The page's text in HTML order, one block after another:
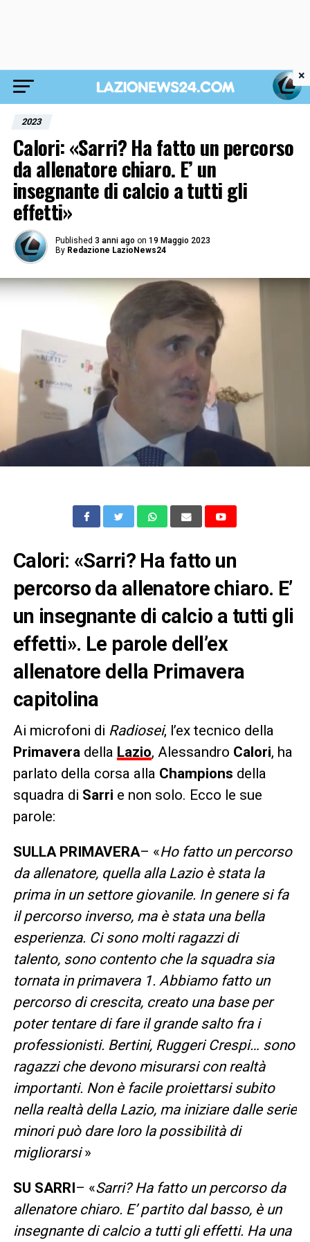
2023
Calori: «Sarri? Ha fatto un percorso
da allenatore chiaro. E’ un
insegnante di calcio a tutti gli
effetti»
Published 3 anni ago on 19 Maggio 2023
By Redazione LazioNews24
Calori: «Sarri? Ha fatto un
percorso da allenatore chiaro. E’
un insegnante di calcio a tutti gli
effetti». Le parole dell’ex
allenatore della Primavera
capitolina
Ai microfoni di Radiosei, l’ex tecnico della
Primavera della Lazio, Alessandro Calori, ha
parlato della corsa alla Champions della
squadra di Sarri e non solo. Ecco le sue
parole:
SULLA PRIMAVERA– «Ho fatto un percorso
da allenatore, quella alla Lazio è stata la
prima in un settore giovanile. In genere si fa
il percorso inverso, ma è stata una bella
esperienza. Ci sono molti ragazzi di
talento, sono contento che la squadra sia
tornata in primavera 1. Abbiamo fatto un
percorso di crescita, creato una base per
poter tentare di fare il grande salto fra i
professionisti. Bertini, Ruggeri Crespi… sono
ragazzi che devono misurarsi con realtà
importanti. Non è facile proiettarsi subito
nella realtà della Lazio, ma iniziare dalle serie
minori può dare loro la possibilità di
migliorarsi»
SU SARRI– «Sarri? Ha fatto un percorso da
allenatore chiaro. E’ partito dal basso, è un
insegnante di calcio a tutti gli effetti. Ha una
×